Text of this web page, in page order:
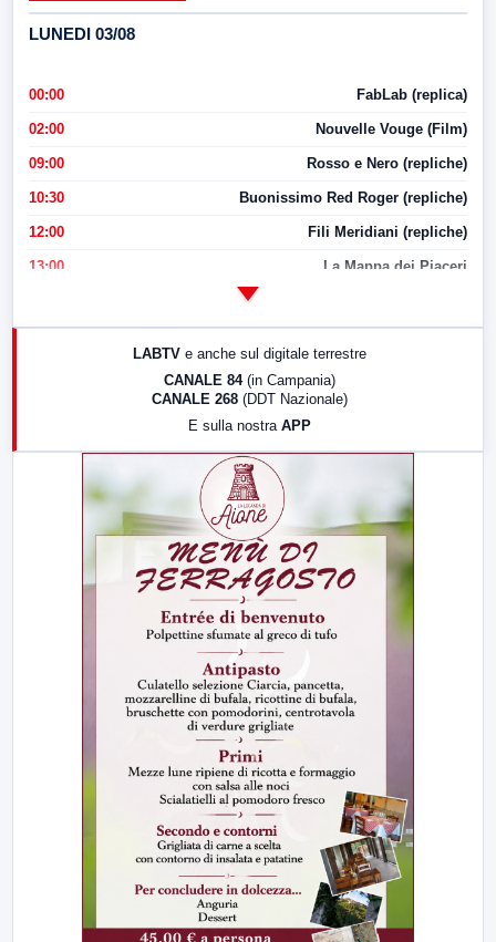
LUNEDI 03/08
00:00 FabLab (replica)
02:00 Nouvelle Vouge (Film)
09:00 Rosso e Nero (repliche)
10:30 Buonissimo Red Roger (repliche)
12:00 Fili Meridiani (repliche)
13:00 La Mappa dei Piaceri
17:00 LabNews (replica)
LABTV e anche sul digitale terrestre
CANALE 84 (in Campania)
CANALE 268 (DDT Nazionale)
E sulla nostra APP